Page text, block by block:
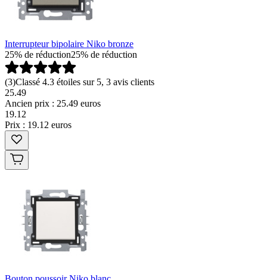
Interrupteur bipolaire Niko bronze
25% de réduction25% de réduction
(3)Classé 4.3 étoiles sur 5, 3 avis clients
25.49
Ancien prix : 25.49 euros
19.12
Prix : 19.12 euros